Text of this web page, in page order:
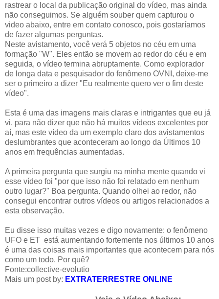
rastrear o local da publicação original do vídeo, mas ainda
não conseguimos. Se alguém souber quem capturou o
video abaixo, entre em contato conosco, pois gostaríamos
de fazer algumas perguntas.
Neste avistamento, você verá 5 objetos no céu em uma
formação "W". Eles então se movem ao redor do céu e em
seguida, o vídeo termina abruptamente. Como explorador
de longa data e pesquisador do fenômeno OVNI, deixe-me
ser o primeiro a dizer "Eu realmente quero ver o fim deste
vídeo".
Esta é uma das imagens mais claras e intrigantes que eu já
vi, para não dizer que não há muitos vídeos excelentes por
aí, mas este vídeo da um exemplo claro dos avistamentos
deslumbrantes que aconteceram ao longo da Últimos 10
anos em frequências aumentadas.
A primeira pergunta que surgiu na minha mente quando vi
esse vídeo foi "por que isso não foi relatado em nenhum
outro lugar?" Boa pergunta. Quando olhei ao redor, não
consegui encontrar outros vídeos ou artigos relacionados a
esta observação.
Eu disse isso muitas vezes e digo novamente: o fenômeno
UFO e ET está aumentando fortemente nos últimos 10 anos
é uma das coisas mais importantes que acontecem para nós
como um todo. Por quê?
Fonte:collective-evolutio
Mais um post by: EXTRATERRESTRE ONLINE